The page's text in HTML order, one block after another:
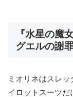
『水星の魔
グエルの謝
ミオリネはスレ
イロットスーツだ